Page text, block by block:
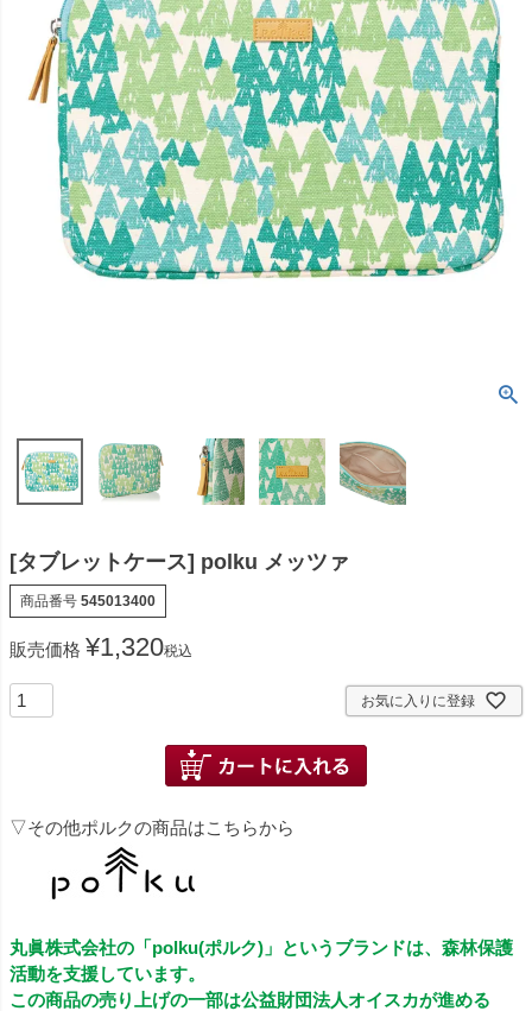
[タブレットケース] polku メッツァ
商品番号 545013400
販売価格 ¥1,320税込
お気に入りに登録
▽その他ポルクの商品はこちらから
丸眞株式会社の「polku(ポルク)」というブランドは、森林保護
活動を支援しています。
この商品の売り上げの一部は公益財団法人オイスカが進める